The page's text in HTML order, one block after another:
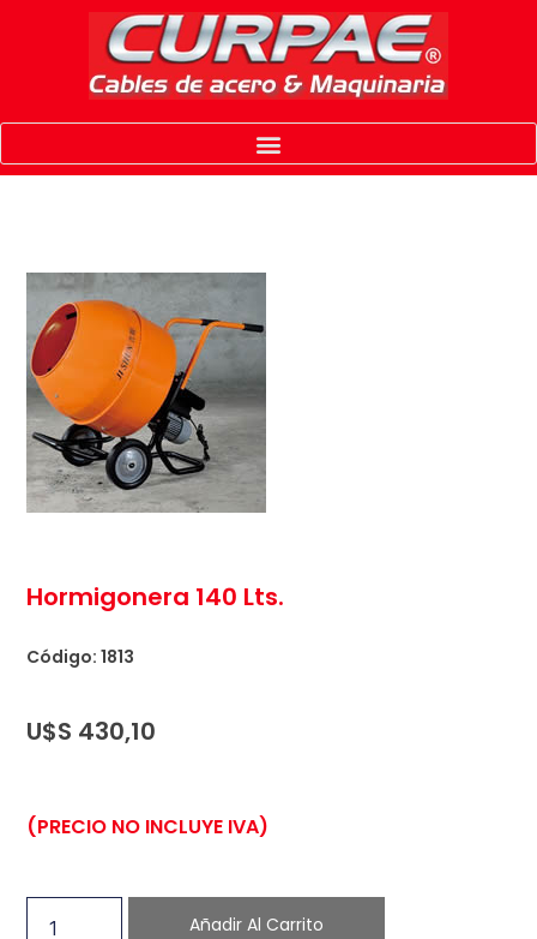
Hormigonera 140 Lts.
Código: 1813
U$S 430,10
(PRECIO NO INCLUYE IVA)
Añadir Al Carrito